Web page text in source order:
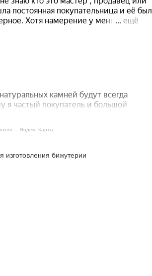
— Яндекс Карты
изготовления бижутерии